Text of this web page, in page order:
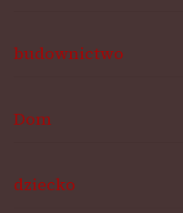
budownictwo
Dom
dziecko